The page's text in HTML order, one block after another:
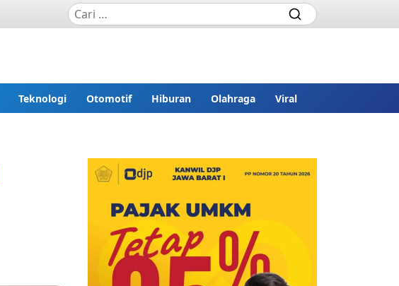
Teknologi Otomotif Hiburan Olahraga Viral